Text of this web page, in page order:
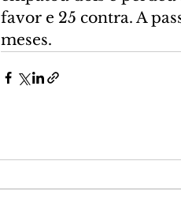
favor e 25 contra. A
meses.